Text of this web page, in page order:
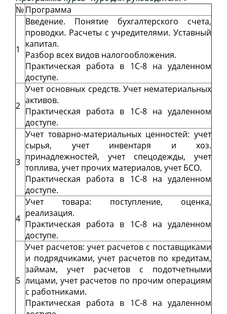
№Программа
1
Введение. Понятие бухгалтерского счета,
проводки. Расчеты с учредителями. Уставный
капитал.
Разбор всех видов налогообложения.
Практическая работа в 1С-8 на удаленном
доступе.
2
Учет основных средств. Учет нематериальных
активов.
Практическая работа в 1С-8 на удаленном
доступе.
3
Учет товарно-материальных ценностей: учет
сырья, учет инвентаря и хоз.
принадлежностей, учет спецодежды, учет
топлива, учет прочих материалов, учет БСО.
Практическая работа в 1С-8 на удаленном
доступе.
4
Учет товара: поступление, оценка,
реализация.
Практическая работа в 1С-8 на удаленном
доступе.
5
Учет расчетов: учет расчетов с поставщиками
и подрядчиками, учет расчетов по кредитам,
займам, учет расчетов с подотчетными
лицами, учет расчетов по прочим операциям
с работниками.
Практическая работа в 1С-8 на удаленном